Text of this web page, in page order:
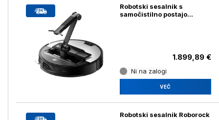
Robotski sesalnik s
samočistilno postajo
1.899,89 €
Ni na zalogi
VEČ
Robotski sesalnik Roborock